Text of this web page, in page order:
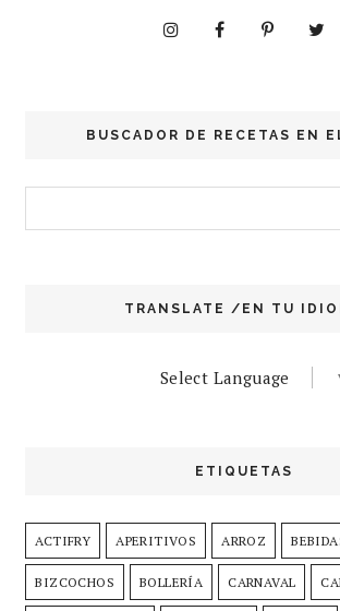
BUSCADOR DE RECETAS EN
TRANSLATE /EN TU
Select Language
ETIQUETAS
ACTIFRY APERITIVOS ARROZ
BIZCOCHOS BOLLERÍA CARNAVAL